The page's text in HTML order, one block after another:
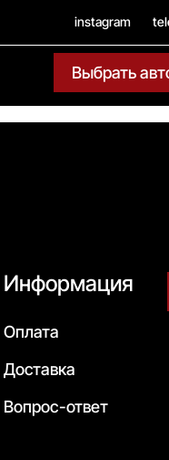
instagram
Выбрать
Информация
Оплата
Доставка
Вопрос-ответ